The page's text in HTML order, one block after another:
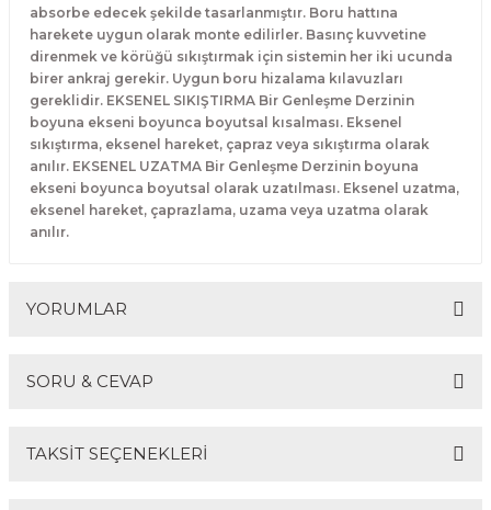
absorbe edecek şekilde tasarlanmıştır. Boru hattına
harekete uygun olarak monte edilirler. Basınç kuvvetine
direnmek ve körüğü sıkıştırmak için sistemin her iki ucunda
birer ankraj gerekir. Uygun boru hizalama kılavuzları
gereklidir. EKSENEL SIKIŞTIRMA Bir Genleşme Derzinin
boyuna ekseni boyunca boyutsal kısalması. Eksenel
sıkıştırma, eksenel hareket, çapraz veya sıkıştırma olarak
anılır. EKSENEL UZATMA Bir Genleşme Derzinin boyuna
ekseni boyunca boyutsal olarak uzatılması. Eksenel uzatma,
eksenel hareket, çaprazlama, uzama veya uzatma olarak
anılır.
YORUMLAR
SORU & CEVAP
TAKSİT SEÇENEKLERİ